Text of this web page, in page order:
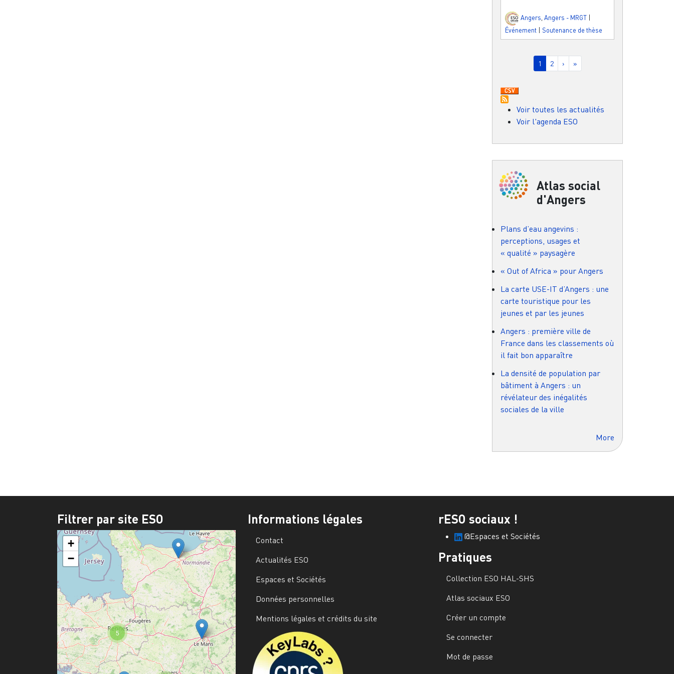
Angers Angers - MRGT
Événement | Soutenance de thèse
Pagination
Page courante
1 Page
2 Page suivante
› Dernière page
»
Voir toutes les actualités
Voir l'agenda ESO
Atlas social
d'Angers
Plans d’eau angevins :
perceptions, usages et
« qualité » paysagère
« Out of Africa » pour Angers
La carte USE-IT d’Angers : une
carte touristique pour les
jeunes et par les jeunes
Angers : première ville de
France dans les classements où
il fait bon apparaître
La densité de population par
bâtiment à Angers : un
révélateur des inégalités
sociales de la ville
More
Filtrer par site ESO
5
+
−
Informations légales
Contact
Actualités ESO
Espaces et Sociétés
Données personnelles
Mentions légales et crédits du site
rESO sociaux !
@Espaces et Sociétés
Pratiques
Collection ESO HAL-SHS
Atlas sociaux ESO
Créer un compte
Se connecter
Mot de passe